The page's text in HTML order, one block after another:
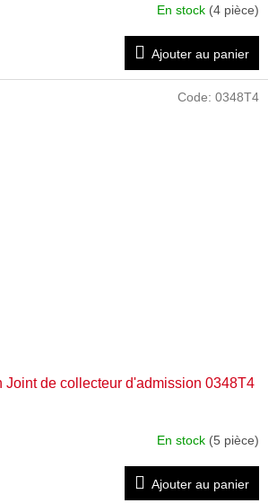
En stock (4 pièce)
Ajouter au panier
Joint de collecteur d'admission 0348T4
En stock (5 pièce)
Ajouter au panier
Code: 0348T4